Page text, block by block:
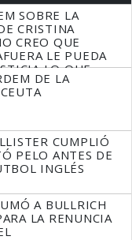
SOBRE LA
CRISTINA
CREO QUE
LE PUEDA
LO QUE
DE LA
CUMPLIÓ
PELO ANTES DE
INGLÉS
A BULLRICH
LA RENUNCIA